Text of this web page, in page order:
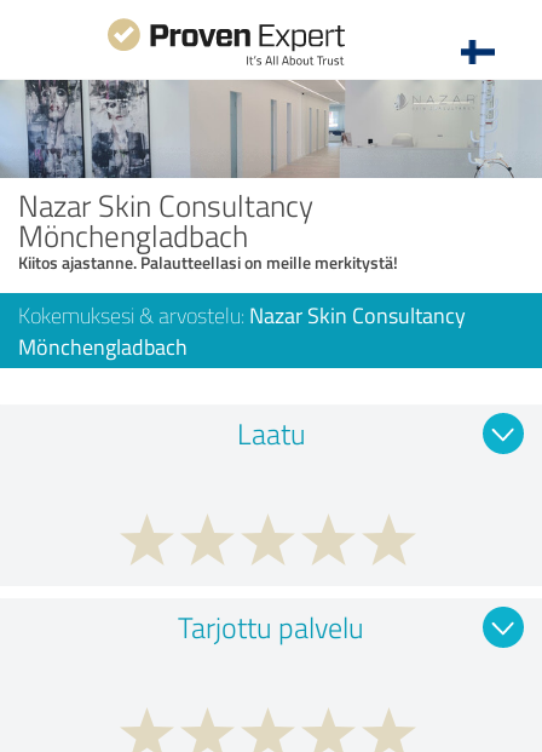
Nazar Skin Consultancy
Mönchengladbach
Kiitos ajastanne. Palautteellasi on meille merkitystä!
Kokemuksesi & arvostelu: Nazar Skin Consultancy
Mönchengladbach
Laatu
Tarjottu palvelu